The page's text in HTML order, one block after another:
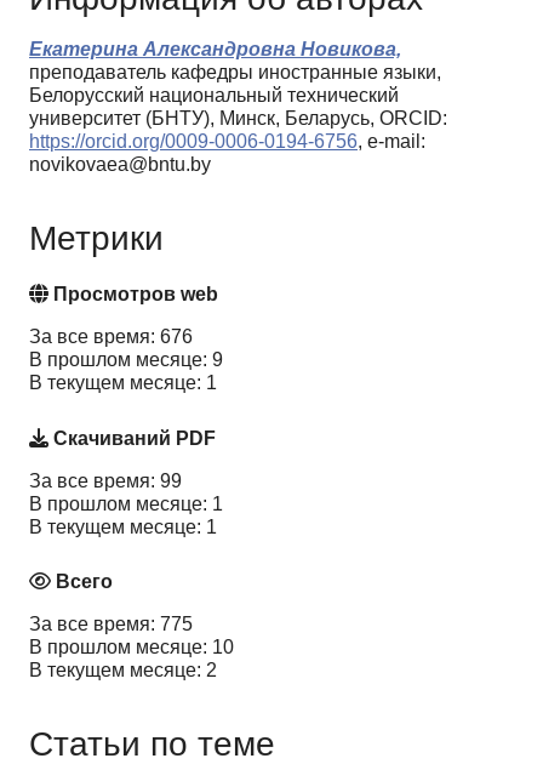
Екатерина Александровна Новикова,
преподаватель кафедры иностранные языки,
Белорусский национальный технический
университет (БНТУ), Минск, Беларусь, ORCID:
https://orcid.org/0009-0006-0194-6756, e-mail:
novikovaea@bntu.by
Метрики
Просмотров web
За все время: 676
В прошлом месяце: 9
В текущем месяце: 1
Скачиваний PDF
За все время: 99
В прошлом месяце: 1
В текущем месяце: 1
Всего
За все время: 775
В прошлом месяце: 10
В текущем месяце: 2
Статьи по теме